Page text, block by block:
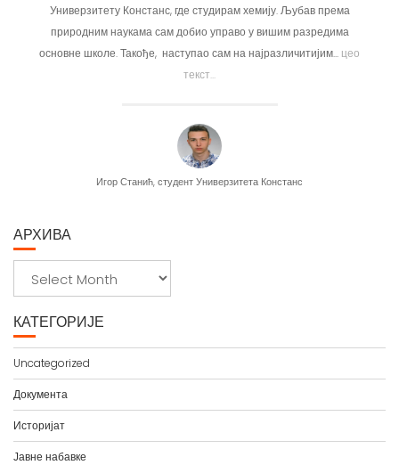
другачијом и стрмијом улицом. Сви смо ми
пут доноси много нових знања, искустава
проради у...цео текст...
хемију. Љубав према
управо у вишим разредима
сам на најразличитијим...цео
Констанс
АРХИВА
х
и
в
а
КАТЕГОРИЈЕ
Uncategorized
Документа
Историјат
Јавне набавке